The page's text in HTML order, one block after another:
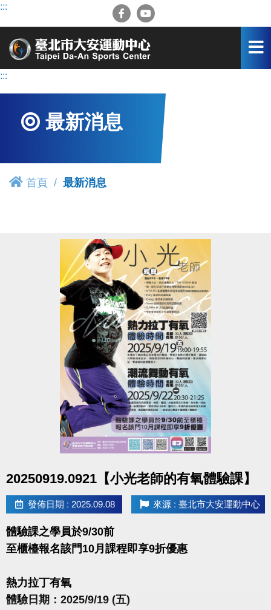
跳
容
:::
:::
最新消息
首頁 最新消息
20250919.0921【小光老師的有氧體驗課】
發佈日期 : 2025.09.08 來源 : 臺北市大安運動中心
體驗課之學員於9/30前
至櫃檯報名該門10月課程即享9折優惠
熱力拉丁有氧
體驗日期：2025/9/19 (五)